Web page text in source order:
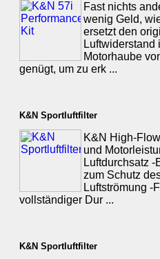
Fast nichts
wenig Geld,
ersetzt den
Luftwiderstand
Motorhaube
genügt, um zu erk ...
K&N Sportluftfilter
K&N High-
und
Luftdurchsatz
zum Schutz
Luftströmung -
vollständiger Dur ...
K&N Sportluftfilter